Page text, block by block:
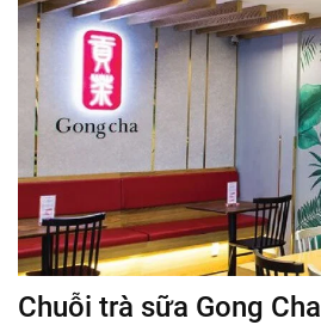
Chuỗi trà sữa Gong